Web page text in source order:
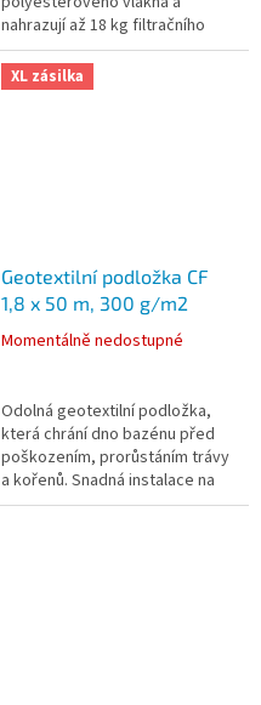
nahrazují až 18 kg filtračního
písku. Díky jemné struktuře
filtrují nečistoty až do velikosti 5
mikronů,...
XL zásilka
Geotextilní podložka CF
1,8 x 50 m, 300 g/m2
Momentálně nedostupné
Odolná geotextilní podložka,
která chrání dno bazénu před
poškozením, prorůstáním trávy
a kořenů. Snadná instalace na
rovný podklad, ideální pro